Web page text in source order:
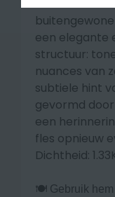
Het resultaat
een elegante
structuur:
nuances van
subtiele hint
gevormd
een
fles opnieuw
Dichtheid:
🍽️ Gebruik hem